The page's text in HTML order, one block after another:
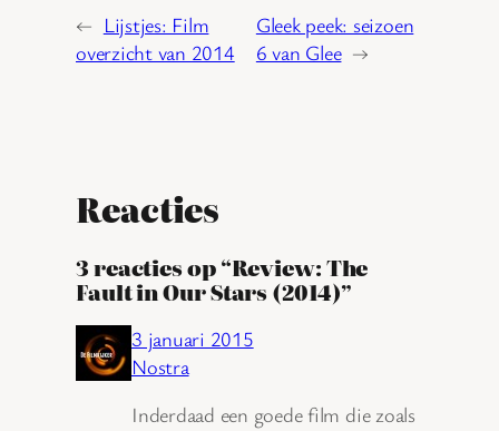
← Lijstjes: Film
overzicht van 2014
Gleek peek: seizoen
6 van Glee →
Reacties
3 reacties op “Review: The
Fault in Our Stars (2014)”
3 januari 2015
Nostra
Inderdaad een goede film die zoals